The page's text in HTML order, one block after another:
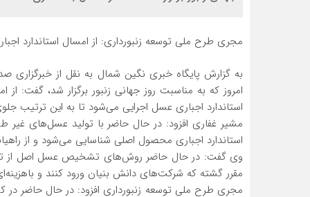
مجری طرح ملی توسعه زنبورداری: از امسال استاندارد
به گزارش پایگاه خبری نگین شمال به نقل از
امروز که به مناسبت روز جهانی زنبور برگزار شد، گفت:
استاندارد اجباری عسل اجرایی می‌شود تا به این ترتیب
مشیر غفاری افزود: در حال حاضر با تولید عسل‌های غیر
استاندارد اجباری محصول اصلی شناسایی می‌شود و از
وی گفت: در حال حاضر روش‌های تشخیص عسل اصل از
مقرر گشته که شرکت‌های دانش بنیان ورود کنند و